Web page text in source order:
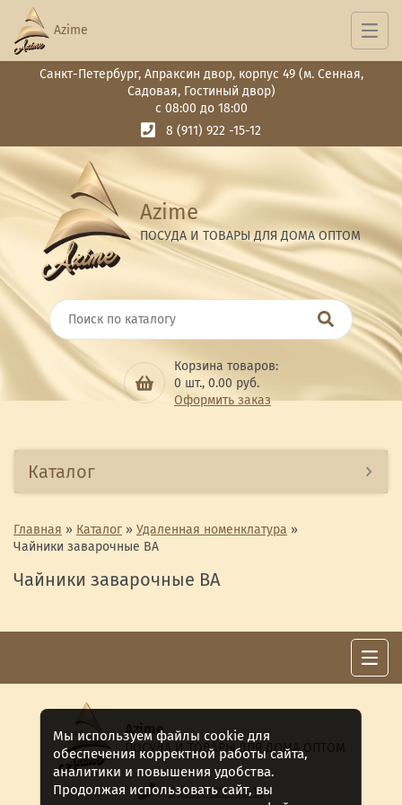
Санкт-Петербург, Апраксин двор, корпус 49 (м. Сенная,
Садовая, Гостиный двор)
с 08:00 до 18:00
8 (911) 922 -15-12
Azime
ПОСУДА И ТОВАРЫ ДЛЯ ДОМА ОПТОМ
Корзина товаров:
0 шт., 0.00 руб.
Оформить заказ
Azime
Каталог
Главная » Каталог » Удаленная номенклатура »
Чайники заварочные ВА
Чайники заварочные ВА
Azime
ПОСУДА И ТОВАРЫ ДЛЯ ДОМА ОПТОМ
8 (911) 922 -15-12
Мы используем файлы cookie для
обеспечения корректной работы сайта,
аналитики и повышения удобства.
Продолжая использовать сайт, вы